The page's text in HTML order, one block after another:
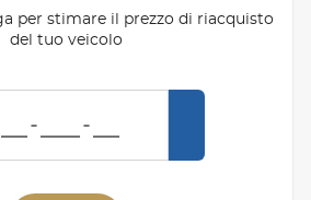
per stimare il prezzo di riacquisto
del tuo veicolo